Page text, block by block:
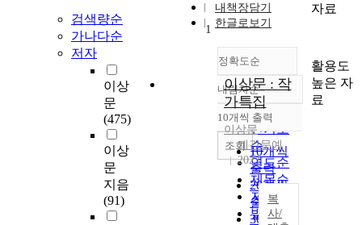
검색량순
가나다순
저자
이상
문
(475)
이상
문
지음
(91)
내책장담기
한글로보기
정확도순
정확도
순
인기도
순
연도순
제목순
저자순
발행기
내림차순
내림차순
10개씩 출력
10개씩
출력
20개씩
출력
30개씩
조회
1
이상문 : 작
가특집
이상문
계간문예
2023
복
사/
자료
활용도
높은 자
료